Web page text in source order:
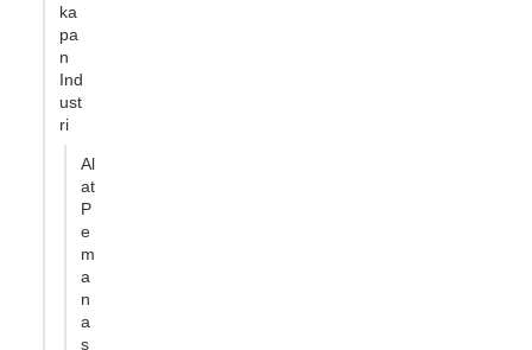
ka
pa
n
Ind
ust
ri
Al
at
P
e
m
a
n
a
s